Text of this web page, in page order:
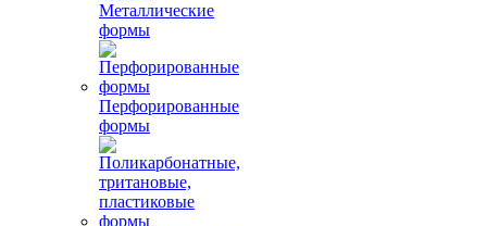
Металлические
формы
Перфорированные
формы